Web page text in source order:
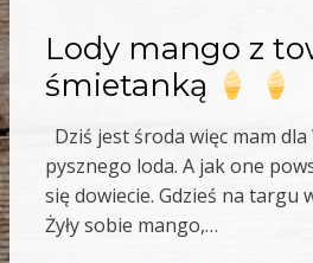
Lody mango z
śmietanką
Dziś jest środa więc mam
pysznego loda. A jak one
się dowiecie. Gdzieś na targu
Żyły sobie mango,…